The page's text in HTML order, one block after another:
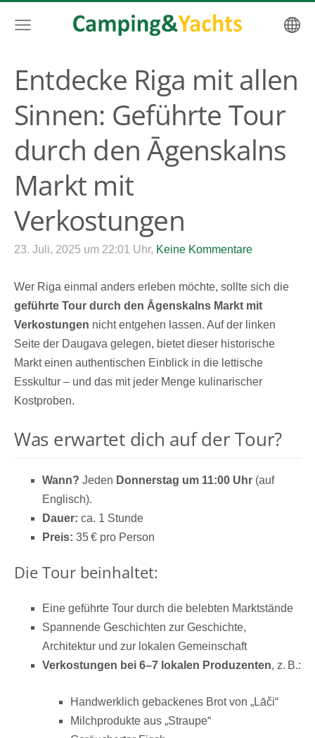
Entdecke Riga mit allen
Sinnen: Geführte Tour
durch den Āgenskalns
Markt mit
Verkostungen
23. Juli, 2025 um 22:01 Uhr, Keine Kommentare
Wer Riga einmal anders erleben möchte, sollte sich die
geführte Tour durch den Āgenskalns Markt mit
Verkostungen nicht entgehen lassen. Auf der linken
Seite der Daugava gelegen, bietet dieser historische
Markt einen authentischen Einblick in die lettische
Esskultur – und das mit jeder Menge kulinarischer
Kostproben.
Was erwartet dich auf der Tour?
Wann? Jeden Donnerstag um 11:00 Uhr (auf
Englisch).
Dauer: ca. 1 Stunde
Preis: 35 € pro Person
Die Tour beinhaltet:
Eine geführte Tour durch die belebten Marktstände
Spannende Geschichten zur Geschichte,
Architektur und zur lokalen Gemeinschaft
Verkostungen bei 6–7 lokalen Produzenten, z. B.:
Handwerklich gebackenes Brot von „Lāči“
Milchprodukte aus „Straupe“